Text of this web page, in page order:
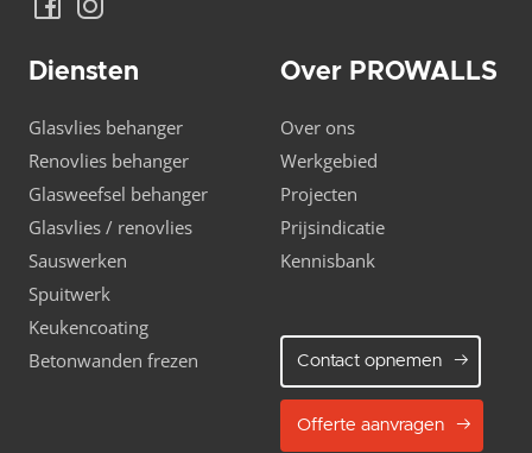
Diensten
Glasvlies behanger
Renovlies behanger
Glasweefsel behanger
Glasvlies / renovlies
Sauswerken
Spuitwerk
Keukencoating
Betonwanden frezen
Over PROWALLS
Over ons
Werkgebied
Projecten
Prijsindicatie
Kennisbank
Contact opnemen
Offerte aanvragen